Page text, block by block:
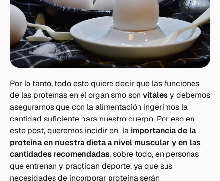
Por lo tanto, todo esto quiere decir que las funciones
de las proteínas en el organismo son vitalesy debemos
asegurarnos que con la alimentación ingerimos la
cantidad suficiente para nuestro cuerpo. Por eso en
este post, queremos incidir en la importancia de la
proteína en nuestra dieta a nivel muscular y en las
cantidades recomendadas, sobre todo, en personas
que entrenan y practican deporte, ya que sus
necesidades de incorporar proteína serán